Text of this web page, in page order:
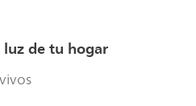
de tu hogar